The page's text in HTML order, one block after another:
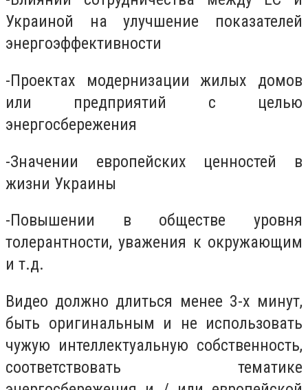
Украиной на улучшение показателей
энергоэффективности
-Проектах модернизации жилых домов
или предприятий с целью
энергосбережения
-Значении европейских ценностей в
жизни Украины
-Повышении в обществе уровня
толерантности, уважения к окружающим
и т.д.
Видео должно длиться менее 3-х минут,
быть оригинальным и не использовать
чужую интеллектуальную собственность,
соответствовать тематике